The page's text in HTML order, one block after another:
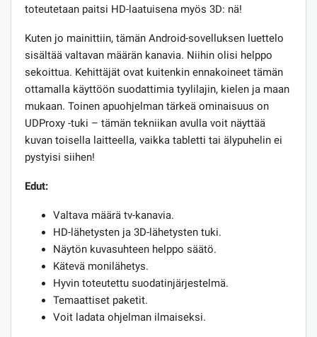
toteutetaan paitsi HD-laatuisena myös 3D: nä!
Kuten jo mainittiin, tämän Android-sovelluksen luettelo
sisältää valtavan määrän kanavia. Niihin olisi helppo
sekoittua. Kehittäjät ovat kuitenkin ennakoineet tämän
ottamalla käyttöön suodattimia tyylilajin, kielen ja maan
mukaan. Toinen apuohjelman tärkeä ominaisuus on
UDProxy -tuki – tämän tekniikan avulla voit näyttää
kuvan toisella laitteella, vaikka tabletti tai älypuhelin ei
pystyisi siihen!
Edut:
Valtava määrä tv-kanavia.
HD-lähetysten ja 3D-lähetysten tuki.
Näytön kuvasuhteen helppo säätö.
Kätevä monilähetys.
Hyvin toteutettu suodatinjärjestelmä.
Temaattiset paketit.
Voit ladata ohjelman ilmaiseksi.